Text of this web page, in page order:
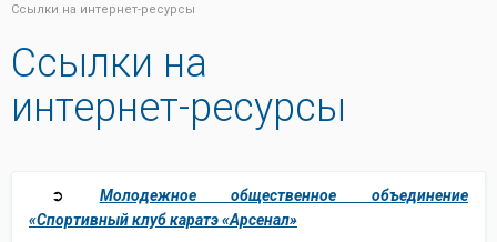
Ссылки на интернет-ресурсы
Ссылки на
интернет-ресурсы
➲ Молодежное общественное объединение
«Спортивный клуб каратэ «Арсенал»